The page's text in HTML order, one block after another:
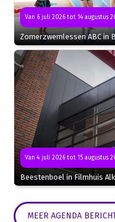
Van 6 juli 2026 tot 14 augustus
Zomerzwemlessen ABC in
Van 4 juli 2026 tot 15 augustus
Beestenboel in Filmhuis
MEER AGENDA